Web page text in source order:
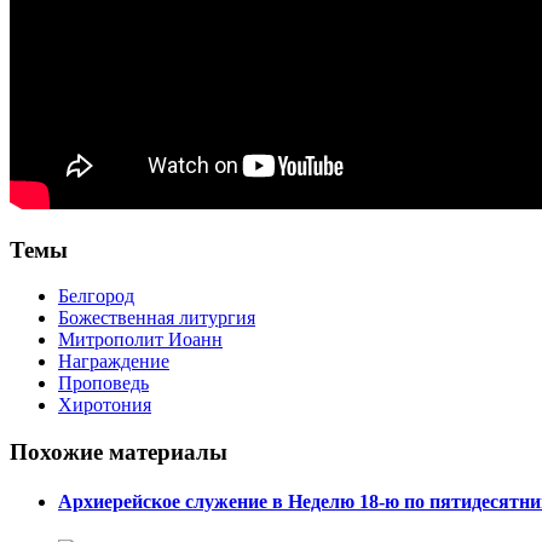
Темы
Белгород
Божественная литургия
Митрополит Иоанн
Награждение
Проповедь
Хиротония
Похожие материалы
Архиерейское служение в Неделю 18-ю по